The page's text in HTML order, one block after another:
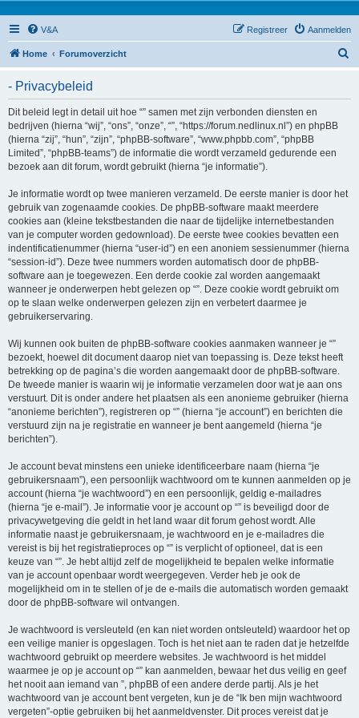
V&A Aanmelden
Registreer
Home Forumoverzicht
- Privacybeleid
Dit beleid legt in detail uit hoe “” samen met zijn verbonden diensten en
bedrijven (hierna “wij”, “ons”, “onze”, “”, “https://forum.nedlinux.nl”) en phpBB
(hierna “zij”, “hun”, “zijn”, “phpBB-software”, “www.phpbb.com”, “phpBB
Limited”, “phpBB-teams”) de informatie die wordt verzameld gedurende een
bezoek aan dit forum, wordt gebruikt (hierna “je informatie”).
Je informatie wordt op twee manieren verzameld. De eerste manier is door het
gebruik van zogenaamde cookies. De phpBB-software maakt meerdere
cookies aan (kleine tekstbestanden die naar de tijdelijke internetbestanden
van je computer worden gedownload). De eerste twee cookies bevatten een
indentificatienummer (hierna “user-id”) en een anoniem sessienummer (hierna
“session-id”). Deze twee nummers worden automatisch door de phpBB-
software aan je toegewezen. Een derde cookie zal worden aangemaakt
wanneer je onderwerpen hebt gelezen op “”. Deze cookie wordt gebruikt om
op te slaan welke onderwerpen gelezen zijn en verbetert daarmee je
gebruikerservaring.
Wij kunnen ook buiten de phpBB-software cookies aanmaken wanneer je “”
bezoekt, hoewel dit document daarop niet van toepassing is. Deze tekst heeft
betrekking op de pagina’s die worden aangemaakt door de phpBB-software.
De tweede manier is waarin wij je informatie verzamelen door wat je aan ons
verstuurt. Dit is onder andere het plaatsen als een anonieme gebruiker (hierna
“anonieme berichten”), registreren op “” (hierna “je account”) en berichten die
verstuurd zijn na je registratie en wanneer je bent aangemeld (hierna “je
berichten”).
Je account bevat minstens een unieke identificeerbare naam (hierna “je
gebruikersnaam”), een persoonlijk wachtwoord om te kunnen aanmelden op je
account (hierna “je wachtwoord”) en een persoonlijk, geldig e-mailadres
(hierna “je e-mail”). Je informatie voor je account op “” is beveiligd door de
privacywetgeving die geldt in het land waar dit forum gehost wordt. Alle
informatie naast je gebruikersnaam, je wachtwoord en je e-mailadres die
vereist is bij het registratieproces op “” is verplicht of optioneel, dat is een
keuze van “”. Je hebt altijd zelf de mogelijkheid te bepalen welke informatie
van je account openbaar wordt weergegeven. Verder heb je ook de
mogelijkheid om in te stellen of je de e-mails die automatisch worden gemaakt
door de phpBB-software wil ontvangen.
Je wachtwoord is versleuteld (en kan niet worden ontsleuteld) waardoor het op
een veilige manier is opgeslagen. Toch is het niet aan te raden dat je hetzelfde
wachtwoord gebruikt op meerdere websites. Je wachtwoord is het middel
waarmee je op je account op “” kan aanmelden, bewaar het dus veilig en geef
het nooit aan iemand van ”, phpBB of een andere derde partij. Als je het
wachtwoord van je account bent vergeten, kun je de “Ik ben mijn wachtwoord
vergeten”-optie gebruiken bij het aanmeldvenster. Dit proces vereist dat je